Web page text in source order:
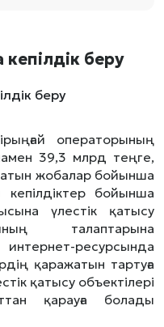
беру
операторының
39,3 млрд теңге,
жобалар бойынша
кепілдіктер бойынша
үлестік қатысу
талаптарына
ресурсында
қаражатын тартуға
қатысу объектілері
қарауға болады